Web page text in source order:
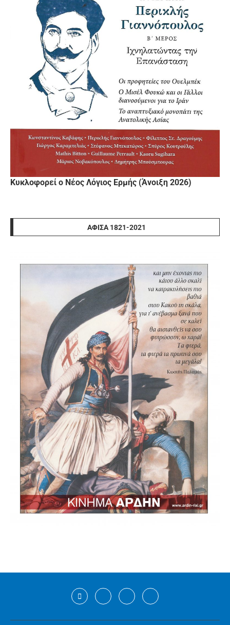
Κυκλοφορεί ο Νέος Λόγιος Ερμής (Άνοιξη 2026)
ΑΦΊΣΑ 1821-2021